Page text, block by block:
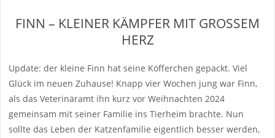
FINN – KLEINER KÄMPFER MIT GROSSEM H
ERZ
Update: der kleine Finn hat seine Köfferchen gepackt. Viel
Glück im neuen Zuhause! Knapp vier Wochen jung war Finn,
als das Veterinäramt ihn kurz vor Weihnachten 2024
gemeinsam mit seiner Familie ins Tierheim brachte. Nun
sollte das Leben der Katzenfamilie eigentlich besser werden,